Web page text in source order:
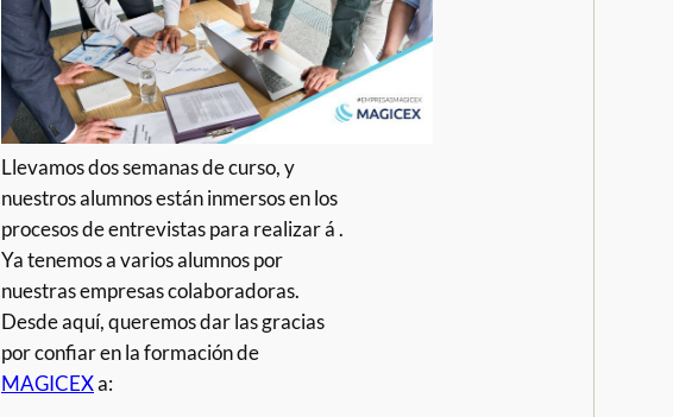
Llevamos dos semanas de curso, y
nuestros alumnos están inmersos en los
procesos de entrevistas para realizar á .
Ya tenemos a varios alumnos por
nuestras empresas colaboradoras.
Desde aquí, queremos dar las gracias
por confiar en la formación de
MAGICEXa: